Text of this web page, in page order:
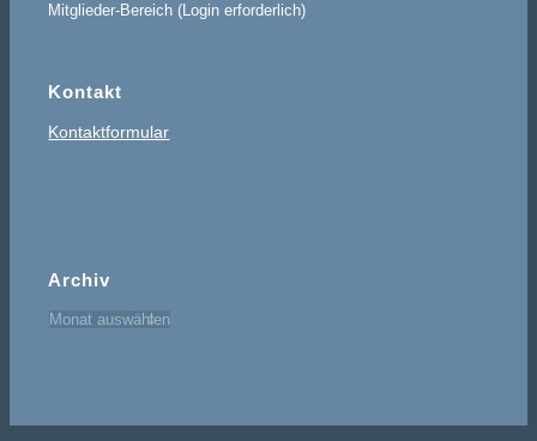
Mitglieder-Bereich (Login erforderlich)
Kontakt
Kontaktformular
Archiv